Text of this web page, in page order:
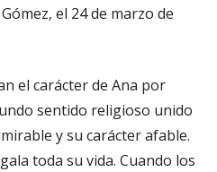
el 24 de marzo de
el carácter de Ana por
sentido religioso unido
y su carácter afable.
toda su vida. Cuando los